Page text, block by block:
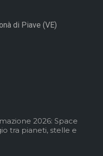
di Piave (VE)
2026: Space
tra pianeti, stelle e